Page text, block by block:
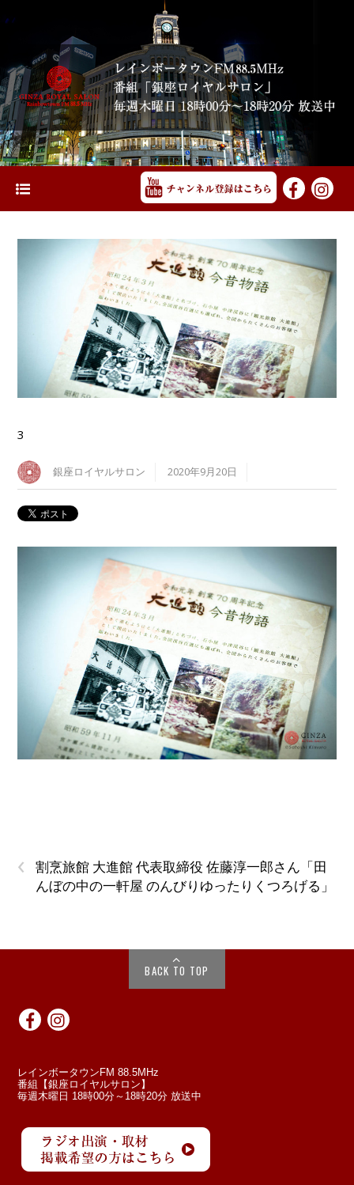
3
銀座ロイヤルサロン 2020年9月20日
‹
割烹旅館 大進館 代表取締役 佐藤淳一郎さん「田
んぼの中の一軒屋 のんびりゆったりくつろげる」
BACK TO TOP
レインボータウンFM 88.5MHz
番組【銀座ロイヤルサロン】
毎週木曜日 18時00分～18時20分 放送中